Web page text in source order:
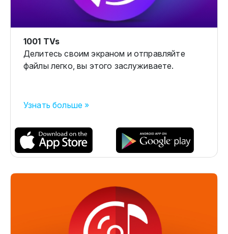
1001 TVs
Делитесь своим экраном и отправляйте
файлы легко, вы этого заслуживаете.
Узнать больше »